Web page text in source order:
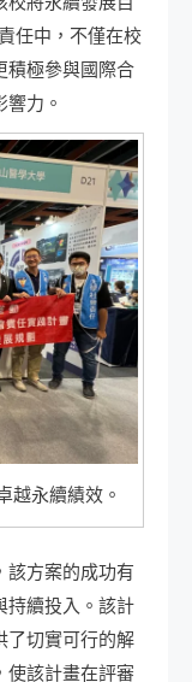
任中，不僅在校
積極參與國際合
力。
越永續績效。
該方案的成功有
持續投入。該計
了切實可行的解
使該計畫在評審